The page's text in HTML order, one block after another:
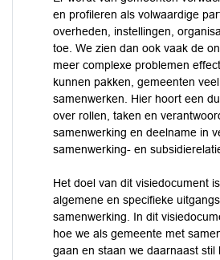
en profileren als volwaardige
overheden, instellingen,
toe. We zien dan ook vaak de
meer complexe problemen
kunnen pakken, gemeenten
samenwerken. Hier hoort een
over rollen, taken en
samenwerking en deelname in
samenwerking- en
Het doel van dit visiedocument
algemene en specifieke
samenwerking. In dit
hoe we als gemeente met
gaan en staan we daarnaast stil